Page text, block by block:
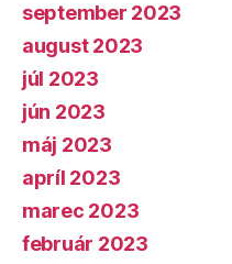
september 2023
august 2023
júl 2023
jún 2023
máj 2023
apríl 2023
marec 2023
február 2023